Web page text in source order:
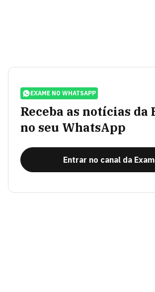
EXAME NO WHATSAPP
Receba as notícias da
no seu WhatsApp
Entrar no canal da